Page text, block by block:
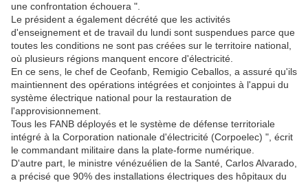
une confrontation échouera ".
Le président a également décrété que les activités
d'enseignement et de travail du lundi sont suspendues parce que
toutes les conditions ne sont pas créées sur le territoire national,
où plusieurs régions manquent encore d'électricité.
En ce sens, le chef de Ceofanb, Remigio Ceballos, a assuré qu'ils
maintiennent des opérations intégrées et conjointes à l'appui du
système électrique national pour la restauration de
l'approvisionnement.
Tous les FANB déployés et le système de défense territoriale
intégré à la Corporation nationale d'électricité (Corpoelec) ", écrit
le commandant militaire dans la plate-forme numérique.
D'autre part, le ministre vénézuélien de la Santé, Carlos Alvarado,
a précisé que 90% des installations électriques des hôpitaux du